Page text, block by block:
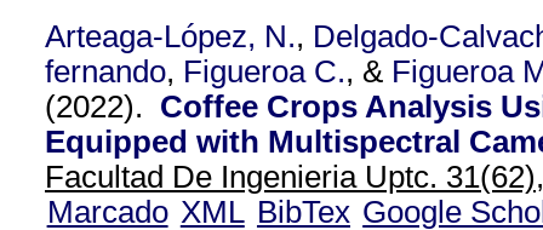
Arteaga-López, N., Delgado-
fernando, Figueroa C., & Figueroa
(2022). Coffee Crops Analysis
Equipped with Multispectral
Facultad De Ingenieria Uptc. 31(62),
Marcado XML BibTex Google